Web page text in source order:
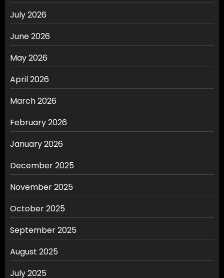
July 2026
June 2026
May 2026
April 2026
March 2026
February 2026
January 2026
December 2025
November 2025
October 2025
September 2025
August 2025
July 2025